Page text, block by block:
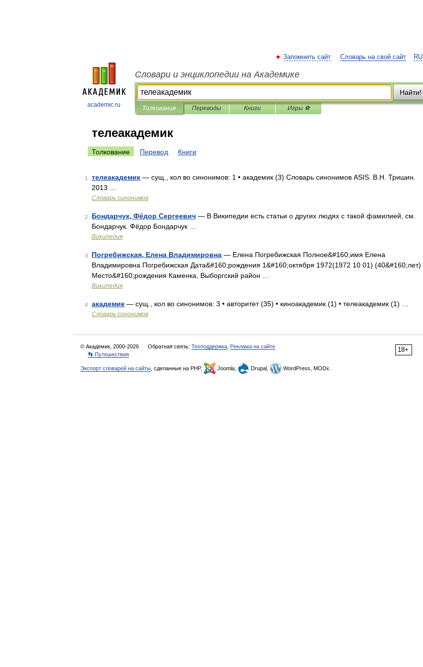
academic.ru
RU
Запомнить сайт Словарь на свой сайт
Словари и энциклопедии на Академике
Найти!
Толкования Переводы Книги Игры ⚽
телеакадемик
Толкование Перевод Книги
1 телеакадемик — сущ., кол во синонимов: 1 • академик (3) Словарь синонимов ASIS. В.Н. Тришин.
2013 …
Словарь синонимов
2 Бондарчук, Фёдор Сергеевич — В Википедии есть статьи о других людях с такой фамилией, см.
Бондарчук. Фёдор Бондарчук …
Википедия
3 Погребижская, Елена Владимировна — Елена Погребижская Полное&#160;имя Елена
Владимировна Погребижская Дата&#160;рождения 1&#160;октября 1972(1972 10 01) (40&#160;лет)
Место&#160;рождения Каменка, Выборгский район …
Википедия
4 академик — сущ., кол во синонимов: 3 • авторитет (35) • киноакадемик (1) • телеакадемик (1) …
Словарь синонимов
18+
© Академик, 2000-2026 Обратная связь: Техподдержка Реклама на сайте
👣 Путешествия
Экспорт словарей на сайты , сделанные на PHP, Joomla, Drupal, WordPress, MODx.